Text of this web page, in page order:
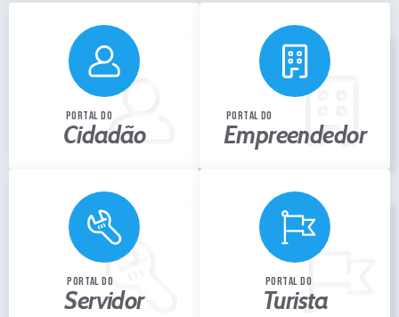
Prefeitura
Portal de Serviços
Contas Públicas
Declaração de Rendimentos
portal do
Cidadão
portal do
Empreendedor
portal do
Servidor
portal do
Turista